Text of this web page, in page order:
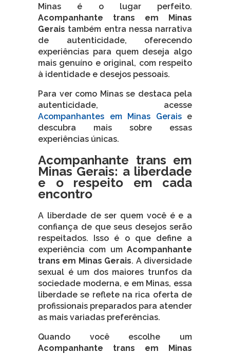
Minas é o lugar perfeito.
Acompanhante trans em Minas
Gerais também entra nessa narrativa
de autenticidade, oferecendo
experiências para quem deseja algo
mais genuíno e original, com respeito
à identidade e desejos pessoais.
Para ver como Minas se destaca pela
autenticidade, acesse
Acompanhantes em Minas Geraise
descubra mais sobre essas
experiências únicas.
Acompanhante trans em
Minas Gerais: a liberdade
e o respeito em cada
encontro
A liberdade de ser quem você é e a
confiança de que seus desejos serão
respeitados. Isso é o que define a
experiência com um Acompanhante
trans em Minas Gerais. A diversidade
sexual é um dos maiores trunfos da
sociedade moderna, e em Minas, essa
liberdade se reflete na rica oferta de
profissionais preparados para atender
as mais variadas preferências.
Quando você escolhe um
Acompanhante trans em Minas